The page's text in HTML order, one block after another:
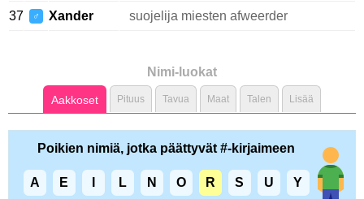
37 ♂ Xander suojelija miesten afweerder
Nimi-luokat
Aakkoset Pituus Tavua Maat Talen Lisää
Poikien nimiä, jotka päättyvät #-kirjaimeen
A E L N O R S U Y